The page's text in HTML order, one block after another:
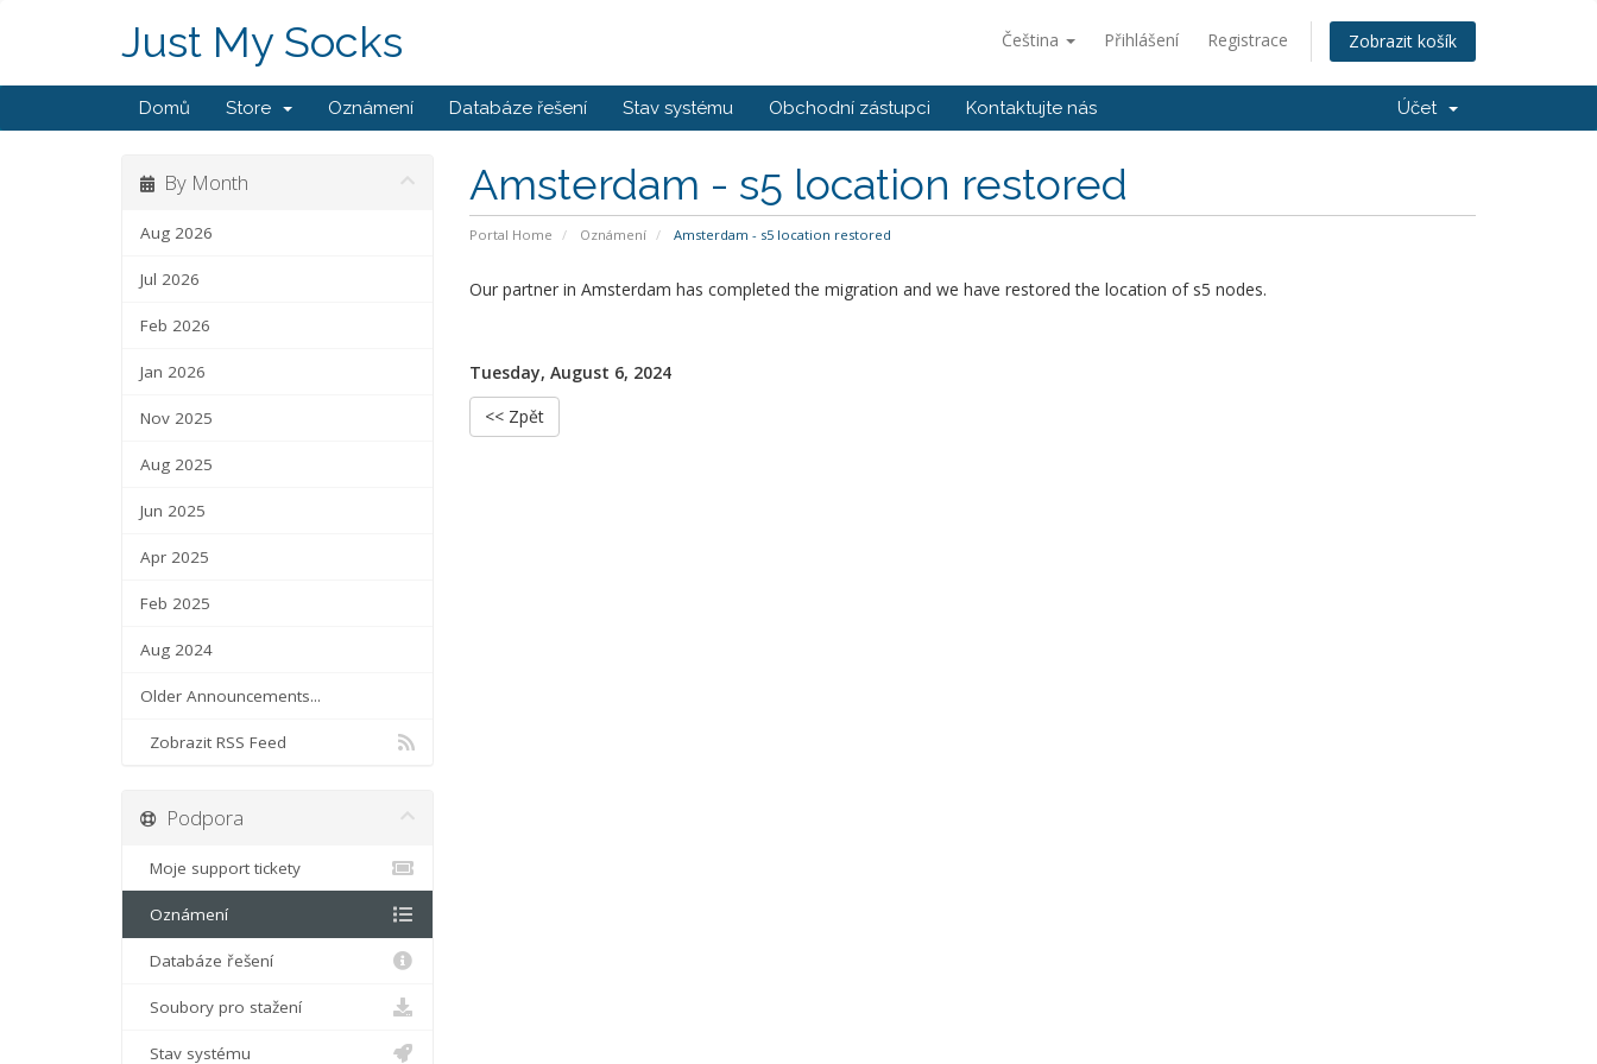
Čeština Přihlášení Registrace Zobrazit košík
Just My Socks
Domů Store Oznámení Databáze řešení Stav systému Obchodní zástupci Kontaktujte nás Účet
Amsterdam - s5 location restored
Portal Home Oznámení Amsterdam - s5 location restored
By Month
Aug 2026
Jul 2026
Feb 2026
Jan 2026
Nov 2025
Aug 2025
Jun 2025
Apr 2025
Feb 2025
Aug 2024
Older Announcements...
Zobrazit RSS Feed
Our partner in Amsterdam has completed the migration and we have restored the location of s5 nodes.
Tuesday, August 6, 2024
<< Zpět
Podpora
Moje support tickety
Oznámení
Databáze řešení
Soubory pro stažení
Stav systému